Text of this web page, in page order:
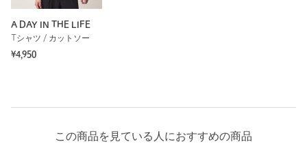
A DAY IN THE LIFE
Tシャツ / カットソー
¥4,950
この商品を見ている人におすすめの商品